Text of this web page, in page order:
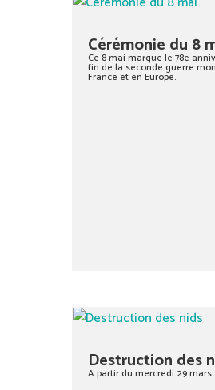
Cérémonie du 8
Ce 8 mai marque le 78e
fin de la seconde guerre
France et en Europe.
Destruction des
A partir du mercredi 29 mars